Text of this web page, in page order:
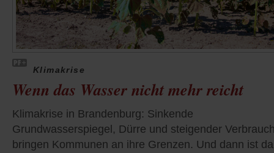
Klimakrise
Wenn das Wasser nicht mehr reicht
Klimakrise in Brandenburg: Sinkende
Grundwasserspiegel, Dürre und steigender
bringen Kommunen an ihre Grenzen. Und dann ist da